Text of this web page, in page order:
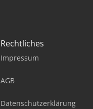
Rechtliches
Impressum
AGB
Datenschutzerklärung